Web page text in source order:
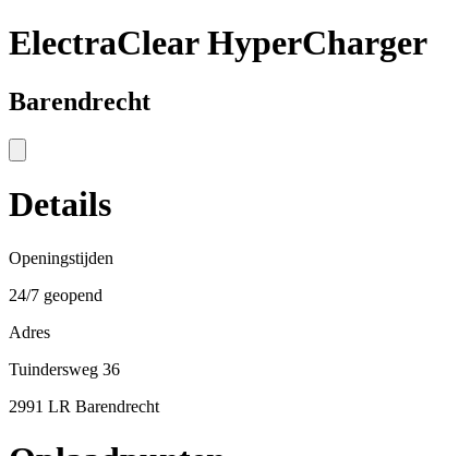
ElectraClear HyperCharger
Barendrecht
Details
Openingstijden
24/7 geopend
Adres
Tuindersweg 36
2991 LR Barendrecht